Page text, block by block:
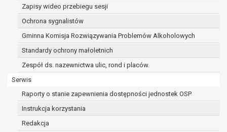
Zapisy wideo przebiegu sesji
Ochrona sygnalistów
Gminna Komisja Rozwiązywania Problemów Alkoholowych
Standardy ochrony małoletnich
Zespół ds. nazewnictwa ulic, rond i placów.
Serwis
Raporty o stanie zapewnienia dostępności jednostek OSP
Instrukcja korzystania
Redakcja
administratorowi sprawdzić
przetwarzanie danych jest niezgodne
z prawem, a osoba, której dane
dotyczą, sprzeciwia się usunięciu
danych, żądając w zamian ich
ograniczenia,
danych dla swoich celów, ale osoba,
której dane dotyczą, potrzebuje ich do
ustalenia, obrony lub dochodzenia
roszczeń,